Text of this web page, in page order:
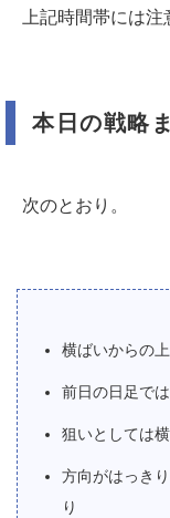
上記時間帯には注
本日の戦略
次のとおり。
横ばいからの
前日の日足で
狙いとしては
方向がはっき
り